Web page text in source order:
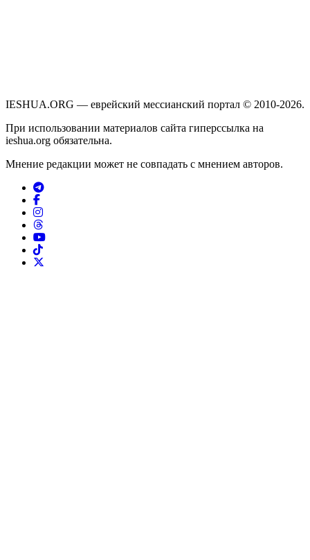
IESHUA.ORG — еврейский мессианский портал © 2010-2026.
При использовании материалов сайта гиперссылка на
ieshua.org обязательна.
Мнение редакции может не совпадать с мнением авторов.